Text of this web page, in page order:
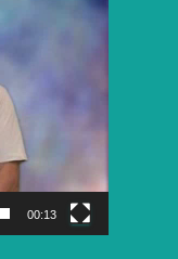
00:13